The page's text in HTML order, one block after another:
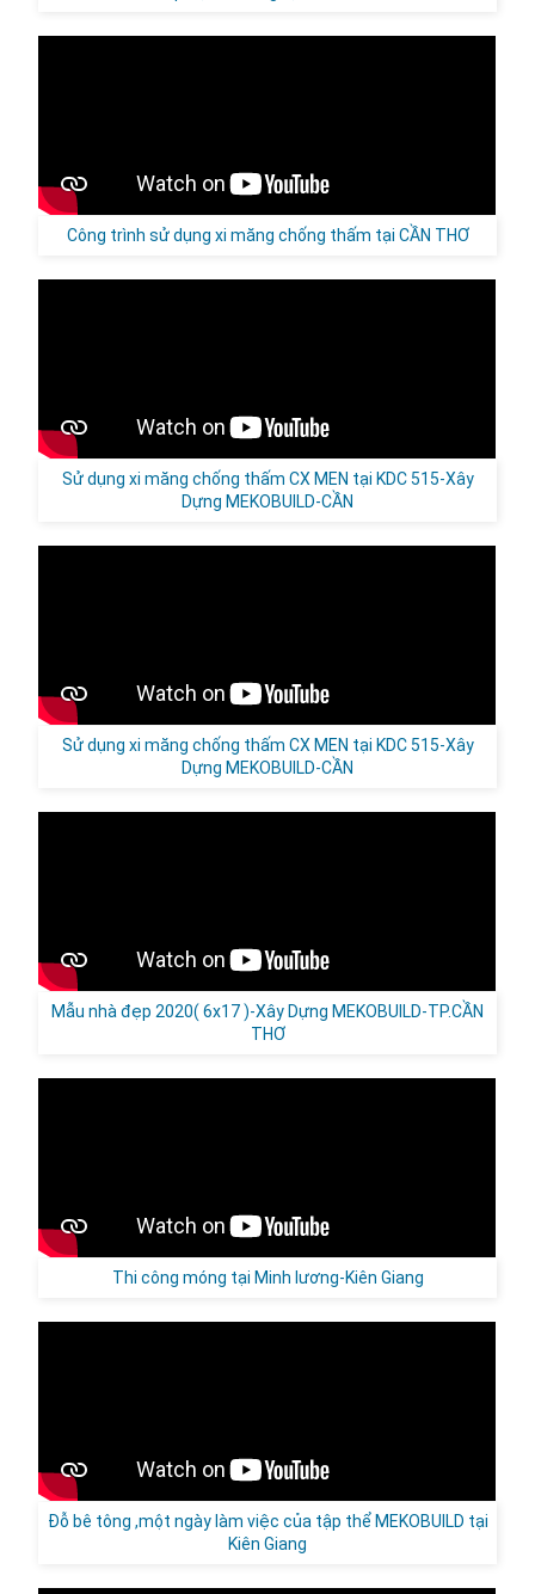
Công trình sử dụng xi măng chống thấm tại CẦN THƠ
Sử dụng xi măng chống thấm CX MEN tại KDC 515-Xây
Dựng MEKOBUILD-CẦN
Sử dụng xi măng chống thấm CX MEN tại KDC 515-Xây
Dựng MEKOBUILD-CẦN
Mẫu nhà đẹp 2020( 6x17 )-Xây Dựng MEKOBUILD-TP.CẦN
THƠ
Thi công móng tại Minh lương-Kiên Giang
Đỗ bê tông ,một ngày làm việc của tập thể MEKOBUILD tại
Kiên Giang